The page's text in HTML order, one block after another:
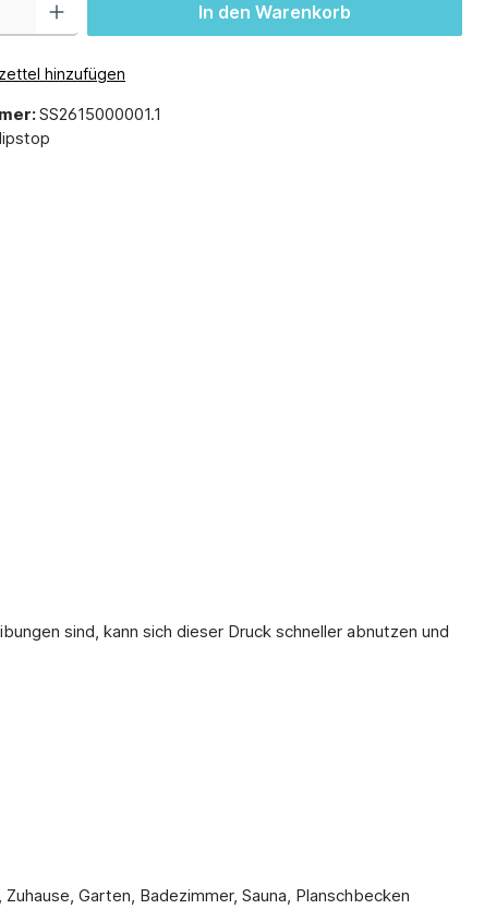
In den Warenkorb
hinzufügen
SS2615000001.1
sind, kann sich dieser Druck schneller abnutzen und
Garten, Badezimmer, Sauna, Planschbecken